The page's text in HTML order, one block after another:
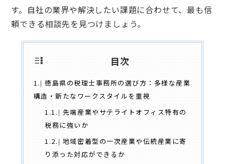
す。自社の業界や解決したい課題に合わせて、最も信
頼できる相談先を見つけましょう。
目次
1.
徳島県の税理士事務所の選び方：多様な産業
構造・新たなワークスタイルを重視
1.1.
先端産業やサテライトオフィス特有の
税務に強いか
1.2.
地域密着型の一次産業や伝統産業に寄
り添った対応ができるか